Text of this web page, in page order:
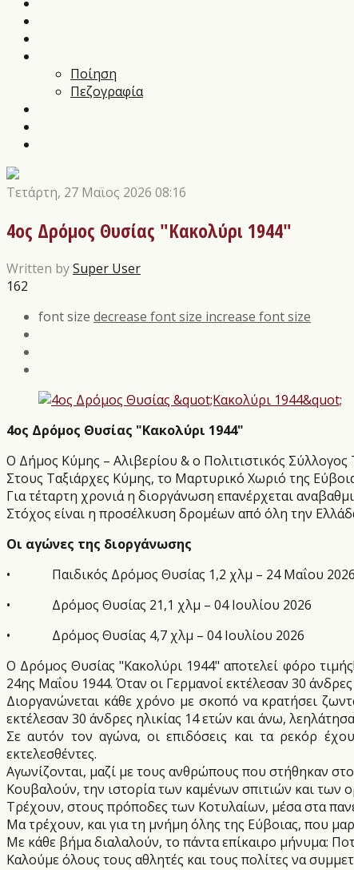
Ποίηση
Πεζογραφία
Τετάρτη, 27 Μαϊος 2026 08:16
4ος Δρόμος Θυσίας "Κακολύρι 1944"
Written bySuper User
162
font size decrease font size increase font size
4ος Δρόμος Θυσίας "Κακολύρι 1944"
Ο Δήμος Κύμης – Αλιβερίου & ο Πολιτιστικός
Στους Ταξιάρχες Κύμης, το Μαρτυρικό Χωριό της
Για τέταρτη χρονιά η διοργάνωση επανέρχεται
Στόχος είναι η προσέλκυση δρομέων από όλη την
Οι αγώνες της διοργάνωσης
•
Παιδικός Δρόμος Θυσίας 1,2 χλμ – 24 Μαΐου
•
Δρόμος Θυσίας 21,1 χλμ – 04 Ιουλίου 2026
•
Δρόμος Θυσίας 4,7 χλμ – 04 Ιουλίου 2026
Ο Δρόμος Θυσίας "Κακολύρι 1944" αποτελεί φόρο
24ης Μαΐου 1944. Όταν οι Γερμανοί εκτέλεσαν 30
Διοργανώνεται κάθε χρόνο με σκοπό να κρατήσει
εκτέλεσαν 30 άνδρες ηλικίας 14 ετών και άνω,
Σε αυτόν τον αγώνα, οι επιδόσεις και τα ρεκόρ
εκτελεσθέντες.
Αγωνίζονται, μαζί με τους ανθρώπους που στήθηκαν
Κουβαλούν, την ιστορία των καμένων σπιτιών και των
Τρέχουν, στους πρόποδες των Κοτυλαίων, μέσα στα
Μα τρέχουν, και για τη μνήμη όλης της Εύβοιας, που
Με κάθε βήμα διαλαλούν, το πάντα επίκαιρο μήνυμα:
Καλούμε όλους τους αθλητές και τους πολίτες να